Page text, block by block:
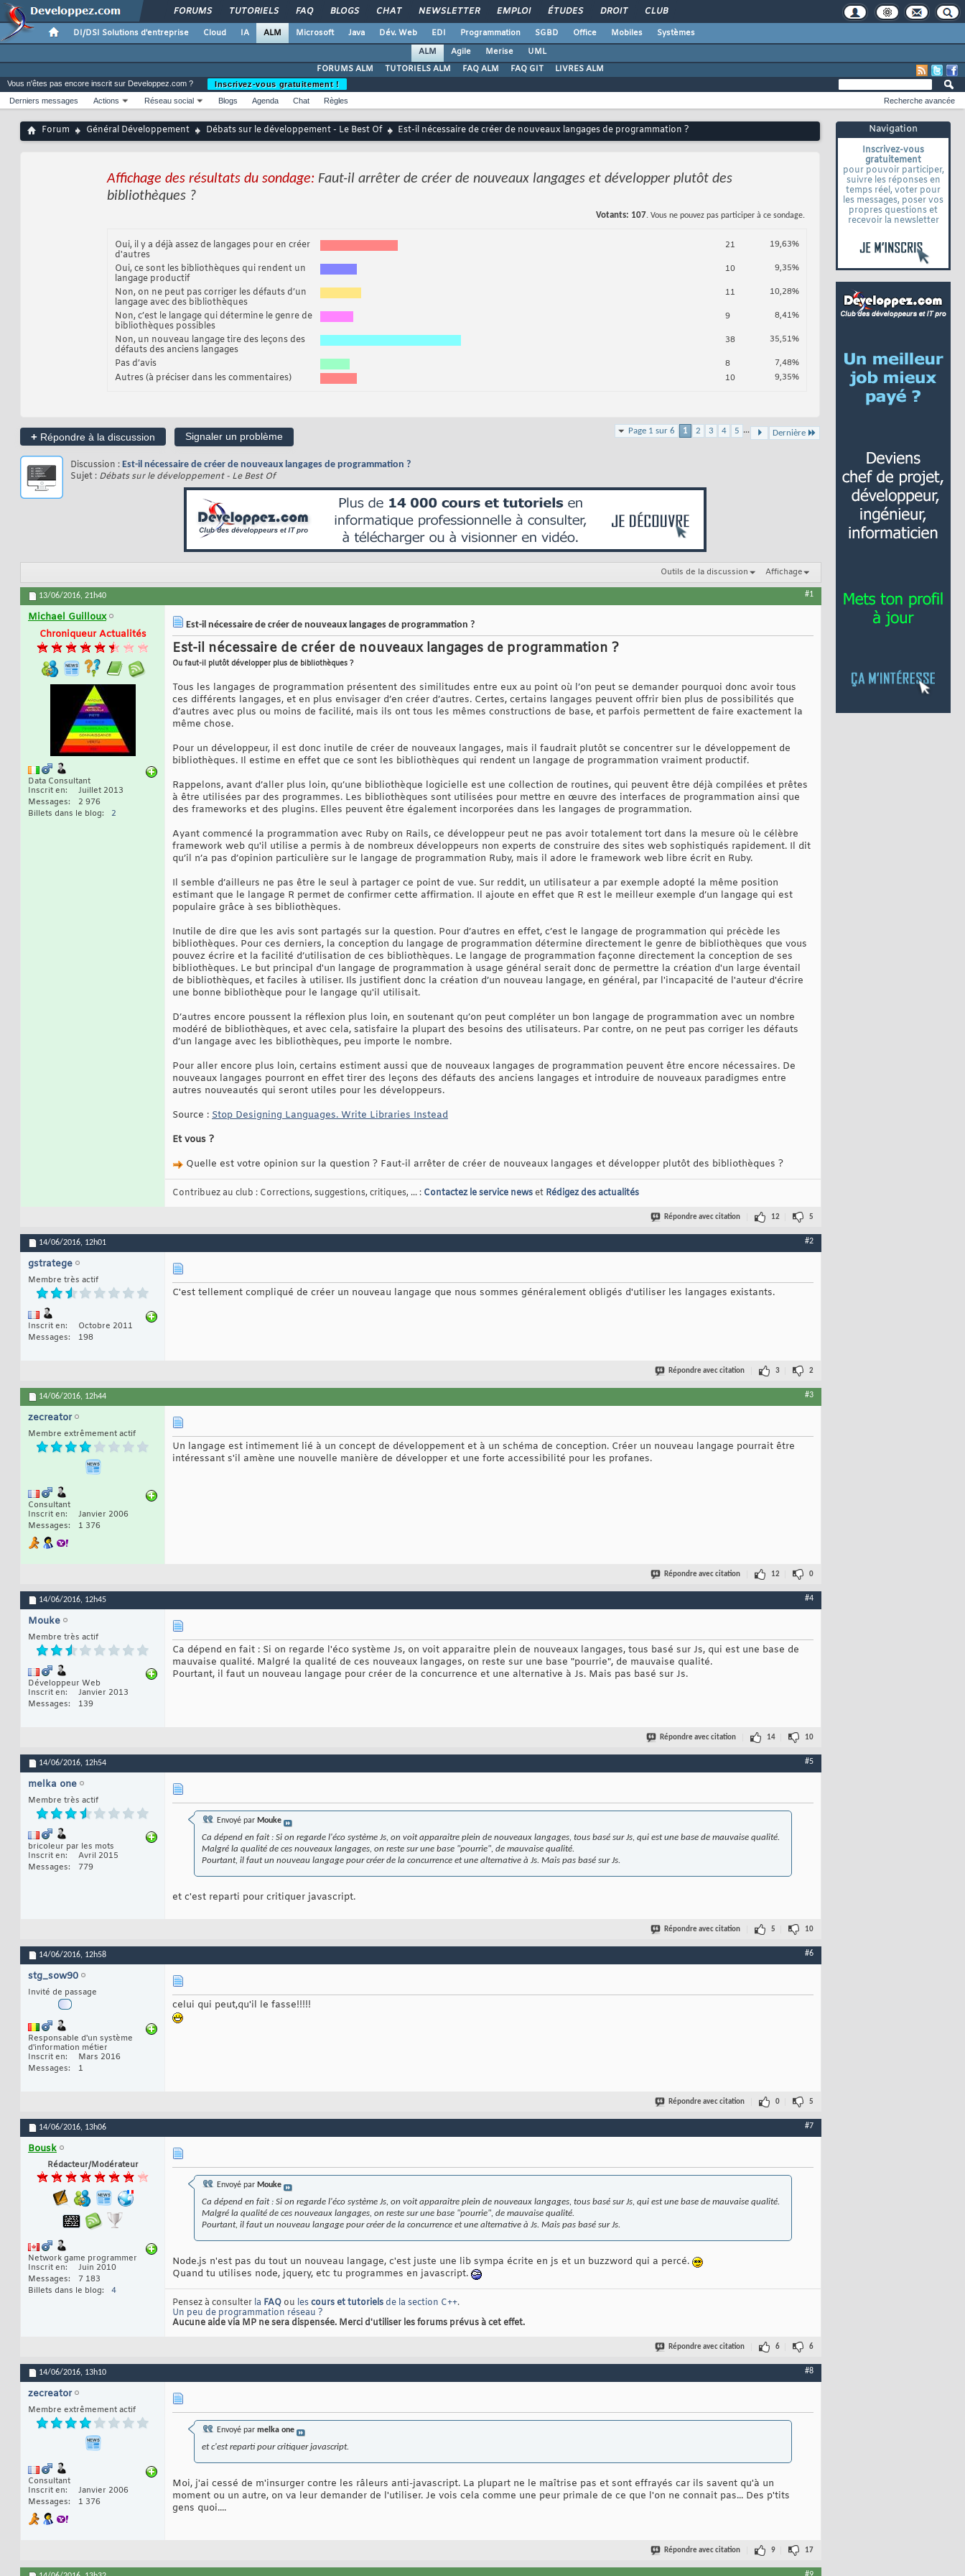
FORUMS TUTORIELS FAQ BLOGS CHAT NEWSLETTER EMPLOI ÉTUDES DROIT CLUB
DI/DSI Solutions d'entreprise Cloud IA ALM Microsoft Java Dév. Web EDI Programmation SGBD Office Mobiles
Systèmes
ALM
Agile Merise
UML
FORUMS ALM
TUTORIELS ALM FAQ ALM FAQ GIT LIVRES ALM
Navigation
Inscrivez-vous
gratuitement
pour pouvoir participer,
suivre les réponses en
temps réel, voter pour
les messages, poser vos
propres questions et
recevoir la newsletter
Vous n'êtes pas encore inscrit sur Developpez.com ?
Inscrivez-vous gratuitement !
Derniers messages
Actions Réseau social Blogs Agenda Chat Règles Recherche avancée
Forum Général Développement Débats sur le développement - Le Best Of Est-il nécessaire de créer de nouveaux langages de programmation ?
Affichage des résultats du sondage: Faut-il arrêter de créer de nouveaux langages et développer plutôt des
bibliothèques ?
Votants 107. Vous ne pouvez pas participer à ce sondage.
Oui, il y a déjà assez de langages pour en créer
d'autres
21 19,63%
Oui, ce sont les bibliothèques qui rendent un
langage productif
10 9,35%
Non, on ne peut pas corriger les défauts d’un
langage avec des bibliothèques
11 10,28%
Non, c’est le langage qui détermine le genre de
bibliothèques possibles
9 8,41%
Non, un nouveau langage tire des leçons des
défauts des anciens langages
38 35,51%
Pas d’avis 8 7,48%
Autres (à préciser dans les commentaires) 10 9,35%
+ Répondre à la discussion Signaler un problème Page 1 sur 6 1 2 3 4 5 ... Dernière
Discussion : Est-il nécessaire de créer de nouveaux langages de programmation ?
Sujet : Débats sur le développement - Le Best Of
Outils de la discussion Affichage
13/06/2016, 21h40 #1
Michael Guilloux
Chroniqueur Actualités
Data Consultant
Inscrit en
Juillet 2013
Messages
2 976
Billets dans le blog
2
Est-il nécessaire de créer de nouveaux langages de programmation ?
Est-il nécessaire de créer de nouveaux langages de programmation ?
Ou faut-il plutôt développer plus de bibliothèques ?
Tous les langages de programmation présentent des similitudes entre eux au point où l’on peut se demander pourquoi donc avoir tous
ces différents langages, et en plus envisager d’en créer d’autres. Certes, certains langages peuvent offrir bien plus de possibilités que
d’autres avec plus ou moins de facilité, mais ils ont tous les mêmes constructions de base, et parfois permettent de faire exactement la
même chose.
Pour un développeur, il est donc inutile de créer de nouveaux langages, mais il faudrait plutôt se concentrer sur le développement de
bibliothèques. Il estime en effet que ce sont les bibliothèques qui rendent un langage de programmation vraiment productif.
Rappelons, avant d’aller plus loin, qu’une bibliothèque logicielle est une collection de routines, qui peuvent être déjà compilées et prêtes
à être utilisées par des programmes. Les bibliothèques sont utilisées pour mettre en œuvre des interfaces de programmation ainsi que
des frameworks et des plugins. Elles peuvent être également incorporées dans les langages de programmation.
Ayant commencé la programmation avec Ruby on Rails, ce développeur peut ne pas avoir totalement tort dans la mesure où le célèbre
framework web qu'il utilise a permis à de nombreux développeurs non experts de construire des sites web sophistiqués rapidement. Il dit
qu’il n’a pas d’opinion particulière sur le langage de programmation Ruby, mais il adore le framework web libre écrit en Ruby.
Il semble d’ailleurs ne pas être le seul à partager ce point de vue. Sur reddit, un utilisateur a par exemple adopté la même position
estimant que le langage R permet de confirmer cette affirmation. Il ajoute en effet que R est le meilleur exemple d’un langage qui est
populaire grâce à ses bibliothèques.
Inutile de dire que les avis sont partagés sur la question. Pour d’autres en effet, c’est le langage de programmation qui précède les
bibliothèques. Pour ces derniers, la conception du langage de programmation détermine directement le genre de bibliothèques que vous
pouvez écrire et la facilité d’utilisation de ces bibliothèques. Le langage de programmation façonne directement la conception de ses
bibliothèques. Le but principal d'un langage de programmation à usage général serait donc de permettre la création d'un large éventail
de bibliothèques, et faciles à utiliser. Ils justifient donc la création d’un nouveau langage, en général, par l'incapacité de l'auteur d'écrire
une bonne bibliothèque pour le langage qu'il utilisait.
D’autres encore poussent la réflexion plus loin, en soutenant qu’on peut compléter un bon langage de programmation avec un nombre
modéré de bibliothèques, et avec cela, satisfaire la plupart des besoins des utilisateurs. Par contre, on ne peut pas corriger les défauts
d’un langage avec les bibliothèques, peu importe le nombre.
Pour aller encore plus loin, certains estiment aussi que de nouveaux langages de programmation peuvent être encore nécessaires. De
nouveaux langages pourront en effet tirer des leçons des défauts des anciens langages et introduire de nouveaux paradigmes entre
autres nouveautés qui seront utiles pour les développeurs.
Source : Stop Designing Languages. Write Libraries Instead
Et vous ?
Quelle est votre opinion sur la question ? Faut-il arrêter de créer de nouveaux langages et développer plutôt des bibliothèques ?
Contribuez au club : Corrections, suggestions, critiques, ... : Contactez le service newset Rédigez des actualités
Répondre avec citation 12 5
14/06/2016, 12h01 #2
gstratege
Membre très actif
Inscrit en
Octobre 2011
Messages
198
C'est tellement compliqué de créer un nouveau langage que nous sommes généralement obligés d'utiliser les langages existants.
Répondre avec citation 3 2
14/06/2016, 12h44 #3
zecreator
Membre extrêmement actif
Consultant
Inscrit en
Janvier 2006
Messages
1 376
Un langage est intimement lié à un concept de développement et à un schéma de conception. Créer un nouveau langage pourrait être
intéressant s'il amène une nouvelle manière de développer et une forte accessibilité pour les profanes.
Répondre avec citation 12 0
14/06/2016, 12h45 #4
Mouke
Membre très actif
Développeur Web
Inscrit en
Janvier 2013
Messages
139
Ca dépend en fait : Si on regarde l'éco système Js, on voit apparaitre plein de nouveaux langages, tous basé sur Js, qui est une base de
mauvaise qualité. Malgré la qualité de ces nouveaux langages, on reste sur une base "pourrie", de mauvaise qualité.
Pourtant, il faut un nouveau langage pour créer de la concurrence et une alternative à Js. Mais pas basé sur Js.
Répondre avec citation 14 10
14/06/2016, 12h54 #5
melka one
Membre très actif
bricoleur par les mots
Inscrit en
Avril 2015
Messages
779
Envoyé par Mouke
Ca dépend en fait : Si on regarde l'éco système Js, on voit apparaitre plein de nouveaux langages, tous basé sur Js, qui est une base de mauvaise qualité.
Malgré la qualité de ces nouveaux langages, on reste sur une base "pourrie", de mauvaise qualité.
Pourtant, il faut un nouveau langage pour créer de la concurrence et une alternative à Js. Mais pas basé sur Js.
et c'est reparti pour critiquer javascript.
Répondre avec citation 5 10
14/06/2016, 12h58 #6
stg_sow90
Invité de passage
Responsable d'un système
d'information métier
Inscrit en
Mars 2016
Messages
1
celui qui peut,qu'il le fasse!!!!!
Répondre avec citation 0 5
14/06/2016, 13h06 #7
Bousk
Rédacteur/Modérateur
Network game programmer
Inscrit en
Juin 2010
Messages
7 183
Billets dans le blog
4
Envoyé par Mouke
Ca dépend en fait : Si on regarde l'éco système Js, on voit apparaitre plein de nouveaux langages, tous basé sur Js, qui est une base de mauvaise qualité.
Malgré la qualité de ces nouveaux langages, on reste sur une base "pourrie", de mauvaise qualité.
Pourtant, il faut un nouveau langage pour créer de la concurrence et une alternative à Js. Mais pas basé sur Js.
Node.js n'est pas du tout un nouveau langage, c'est juste une lib sympa écrite en js et un buzzword qui a percé.
Quand tu utilises node, jquery, etc tu programmes en javascript.
Pensez à consulter la FAQ ou lescours et tutoriels de la section C++.
Un peu de programmation réseau ?
Aucune aide via MP ne sera dispensée. Merci d'utiliser les forums prévus à cet effet.
Répondre avec citation 6 6
14/06/2016, 13h10 #8
zecreator
Membre extrêmement actif
Consultant
Inscrit en
Janvier 2006
Messages
1 376
Envoyé par melka one
et c'est reparti pour critiquer javascript.
Moi, j'ai cessé de m'insurger contre les râleurs anti-javascript. La plupart ne le maîtrise pas et sont effrayés car ils savent qu'à un
moment ou un autre, on va leur demander de l'utiliser. Je vois cela comme une peur primale de ce que l'on ne connait pas... Des p'tits
gens quoi....
Répondre avec citation 9 17